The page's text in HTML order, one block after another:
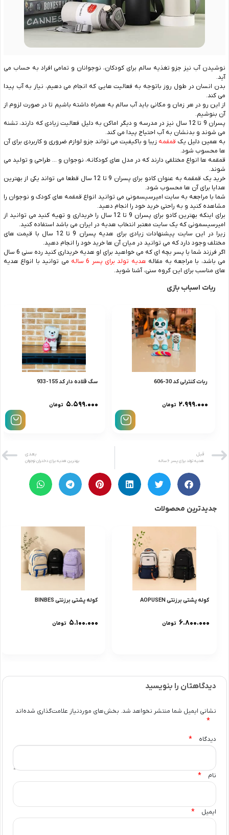
نوشیدن آب نیز جزو تغذیه سالم برای کودکان، نوجوانان و تمامی افراد به حساب می
آید.
بدن انسان در طول روز باتوجه به فعالیت هایی که انجام می دهیم، نیاز به آب پیدا
می کند.
از این رو در هر زمان و مکانی باید آب سالم به همراه داشته باشیم تا در صورت لزوم از
آن بنوشیم.
پسران 9 تا 12 سال نیز در مدرسه و دیگر اماکن به دلیل فعالیت زیادی که دارند، تشنه
می شوند و بدنشان به آب احتیاج پیدا می کند.
به همین دلیل یک قمقمه زیبا و باکیفیت می تواند جزو لوازم ضروری و کاربردی برای آن
ها محسوب شود.
قمقمه ها انواع مختلفی دارند که در مدل های کودکانه، نوجوان و … طراحی و تولید می
شوند.
خرید یک قمقمه به عنوان کادو برای پسران 9 تا 12 سال قطعا می تواند یکی از بهترین
هدایا برای آن ها محسوب شود.
شما با مراجعه به سایت امیرسیسمونی می توانید انواع قمقمه های کودک و نوجوان را
مشاهده کنید و به راحتی خرید خود را انجام دهید.
برای اینکه بهترین کادو برای پسران 9 تا 12 سال را خریداری و تهیه کنید می توانید از
امیرسیسمونی که یک سایت معتبر انتخاب هدیه در ایران می باشد استفاده کنید.
زیرا در این سایت پیشنهادات زیادی برای هدیه پسران 9 تا 12 سال با قیمت های
مختلف وجود دارد که می توانید در میان آن ها خرید خود را انجام دهید.
اگر فرزند شما یا پسر بچه ای که می خواهید برای او هدیه خریداری کنید رده سنی 6 سال
می باشد، با مراجعه به مقاله هدیه تولد برای پسر 6 ساله
می توانید با انواع هدیه
های مناسب برای این گروه سنی، آشنا شوید.
ربات اسباب بازی
ربات کنترلی کد 30-606
۲.۹۹۹.۰۰۰ تومان
سگ قلاده دار کد 155-933
۵.۵۹۹.۰۰۰ تومان
قبل
هدیه تولد برای پسر ۶ ساله
بعدی
بهترین هدیه برای دختران نوجوان
جدیدترین محصولات
کوله پشتی برزنتی AOPUSEN
۶.۸۰۰.۰۰۰ تومان
کوله پشتی برزنتی BINBES
۵.۱۰۰.۰۰۰ تومان
دیدگاهتان را بنویسید
نشانی ایمیل شما منتشر نخواهد شد. بخش‌های موردنیاز علامت‌گذاری شده‌اند
*
دیدگاه *
نام *
ایمیل *